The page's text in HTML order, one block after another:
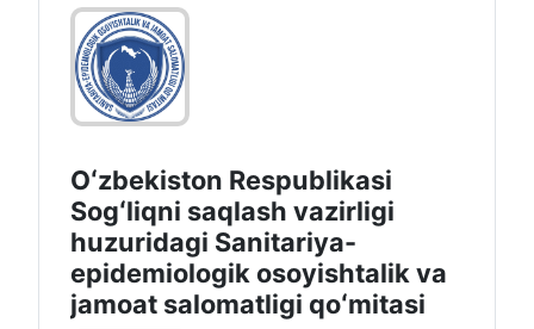
Oʻzbekiston Respublikasi
Sogʻliqni saqlash vazirligi
huzuridagi Sanitariya-
epidemiologik osoyishtalik va
jamoat salomatligi qoʻmitasi